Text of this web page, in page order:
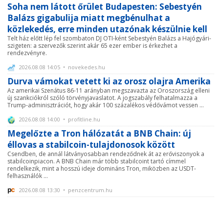
Soha nem látott őrület Budapesten: Sebestyén
Balázs gigabulija miatt megbénulhat a
közlekedés, erre minden utazónak készülnie kell
Telt ház előtt lép fel szombaton DJ OTI-ként Sebestyén Balázs a Hajógyári-
szigeten: a szervezők szerint akár 65 ezer ember is érkezhet a
rendezvényre.
2026.08.08 14:05 • novekedes.hu
Durva vámokat vetett ki az orosz olajra Amerika
Az amerikai Szenátus 86-11 arányban megszavazta az Oroszország elleni
új szankciókról szóló törvényjavaslatot. A jogszabály felhatalmazza a
Trump-adminisztrációt, hogy akár 100 százalékos védővámot vessen ...
2026.08.08 14:00 • profitline.hu
Megelőzte a Tron hálózatát a BNB Chain: új
éllovas a stabilcoin-tulajdonosok között
Csendben, de annál látványosabban rendeződnek át az erőviszonyok a
stabilcoinpiacon. A BNB Chain már több stabilcoint tartó címmel
rendelkezik, mint a hosszú ideje domináns Tron, miközben az USDT-
felhasználók ...
2026.08.08 13:30 • penzcentrum.hu